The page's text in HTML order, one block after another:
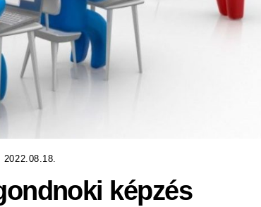
2022.08.18.
képzés